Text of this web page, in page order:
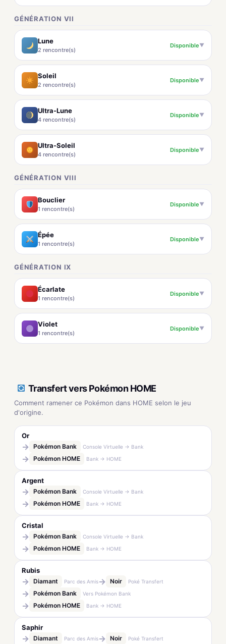
GÉNÉRATION VII
Lune
2 rencontre(s)
Disponible▼
Soleil
2 rencontre(s)
Disponible▼
Ultra-Lune
4 rencontre(s)
Disponible▼
Ultra-Soleil
4 rencontre(s)
Disponible▼
GÉNÉRATION VIII
Bouclier
1 rencontre(s)
Disponible▼
Épée
1 rencontre(s)
Disponible▼
GÉNÉRATION IX
Écarlate
1 rencontre(s)
Disponible▼
Violet
1 rencontre(s)
Disponible▼
Transfert vers Pokémon HOME
Comment ramener ce Pokémon dans HOME selon le jeu
d'origine.
Or
→ Pokémon Bank Console Virtuelle → Bank
→ Pokémon HOME Bank → HOME
Argent
→ Pokémon Bank Console Virtuelle → Bank
→ Pokémon HOME Bank → HOME
Cristal
→ Pokémon Bank Console Virtuelle → Bank
→ Pokémon HOME Bank → HOME
Rubis
→ Diamant Parc des Amis→ Noir Poké Transfert
→ Pokémon Bank Vers Pokémon Bank
→ Pokémon HOME Bank → HOME
Saphir
→ Diamant Parc des Amis→ Noir Poké Transfert